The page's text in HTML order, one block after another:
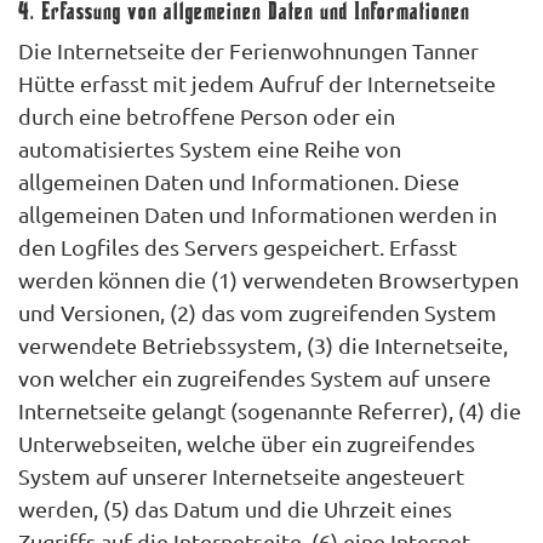
4. Erfassung von allgemeinen Daten und Informationen
Die Internetseite der Ferienwohnungen Tanner
Hütte erfasst mit jedem Aufruf der Internetseite
durch eine betroffene Person oder ein
automatisiertes System eine Reihe von
allgemeinen Daten und Informationen. Diese
allgemeinen Daten und Informationen werden in
den Logfiles des Servers gespeichert. Erfasst
werden können die (1) verwendeten Browsertypen
und Versionen, (2) das vom zugreifenden System
verwendete Betriebssystem, (3) die Internetseite,
von welcher ein zugreifendes System auf unsere
Internetseite gelangt (sogenannte Referrer), (4) die
Unterwebseiten, welche über ein zugreifendes
System auf unserer Internetseite angesteuert
werden, (5) das Datum und die Uhrzeit eines